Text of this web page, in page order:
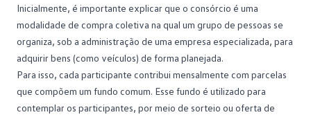
Inicialmente, é importante explicar que o consórcio é uma
modalidade de compra coletiva na qual um grupo de pessoas se
organiza, sob a administração de uma empresa especializada, para
adquirir bens (como veículos) de forma planejada.
Para isso, cada participante contribui mensalmente com parcelas
que compõem um fundo comum. Esse fundo é utilizado para
contemplar os participantes, por meio de sorteio ou oferta de